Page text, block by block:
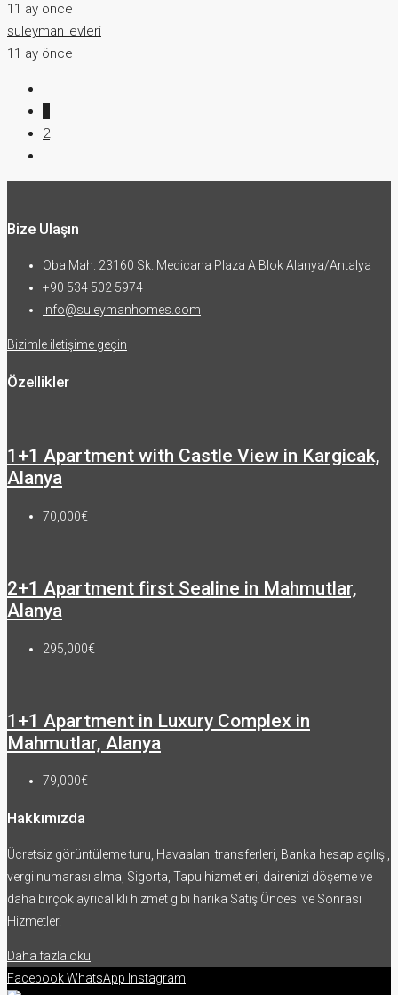
11 ay önce
suleyman_evleri
11 ay önce
2
Bize Ulaşın
Oba Mah. 23160 Sk. Medicana Plaza A Blok Alanya/Antalya
+90 534 502 5974
info@suleymanhomes.com
Bizimle iletişime geçin
Özellikler
1+1 Apartment with Castle View in Kargicak,
Alanya
70,000€
2+1 Apartment first Sealine in Mahmutlar,
Alanya
295,000€
1+1 Apartment in Luxury Complex in
Mahmutlar, Alanya
79,000€
Hakkımızda
Ücretsiz görüntüleme turu, Havaalanı transferleri, Banka hesap açılışı,
vergi numarası alma, Sigorta, Tapu hizmetleri, dairenizi döşeme ve
daha birçok ayrıcalıklı hizmet gibi harika Satış Öncesi ve Sonrası
Hizmetler.
Daha fazla oku
FacebookWhatsApp Instagram